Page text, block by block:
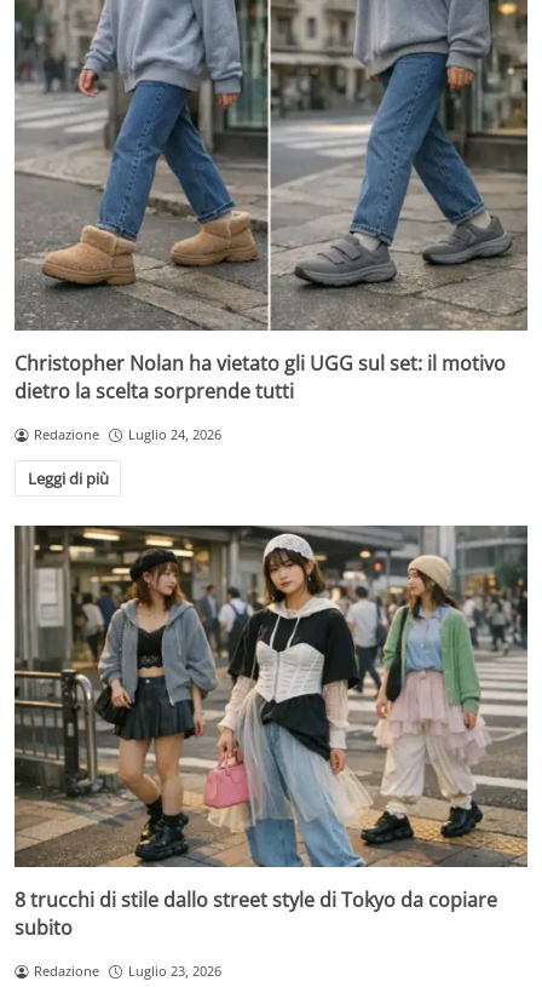
Christopher Nolan ha vietato gli UGG sul set: il motivo
dietro la scelta sorprende tutti
Redazione Luglio 24, 2026
Leggi di più
8 trucchi di stile dallo street style di Tokyo da copiare
subito
Redazione Luglio 23, 2026